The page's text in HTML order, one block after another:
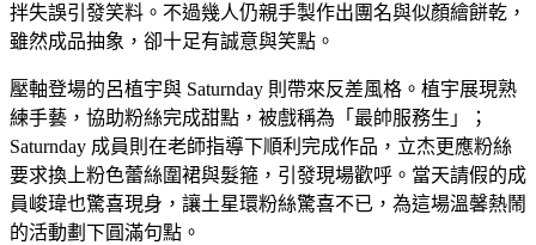
拌失誤引發笑料。不過幾人仍親手製作出團名與似顏繪餅乾，
雖然成品抽象，卻十足有誠意與笑點。
壓軸登場的呂植宇與 Saturnday 則帶來反差風格。植宇展現熟
練手藝，協助粉絲完成甜點，被戲稱為「最帥服務生」；
Saturnday 成員則在老師指導下順利完成作品，立杰更應粉絲
要求換上粉色蕾絲圍裙與髮箍，引發現場歡呼。當天請假的成
員峻瑋也驚喜現身，讓土星環粉絲驚喜不已，為這場溫馨熱鬧
的活動劃下圓滿句點。